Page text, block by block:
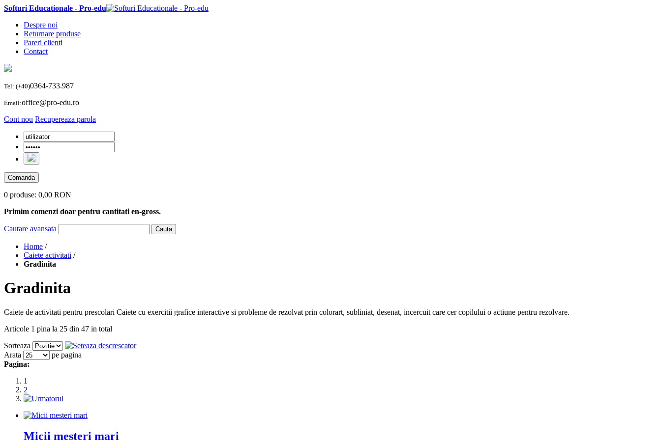
Softuri Educationale - Pro-edu
Despre noi
Returnare produse
Pareri clienti
Contact
Tel: (+40)0364-733.987
Email:office@pro-edu.ro
Cont nou Recupereaza parola
Comanda
0 produse: 0,00 RON
Primim comenzi doar pentru cantitati en-gross.
Cautare avansata Cauta
Home /
Caiete activitati /
Gradinita
Gradinita
Caiete de activitati pentru prescolari Caiete cu exercitii grafice interactive si probleme de rezolvat prin colorart, subliniat, desenat, incercuit care cer copilului o actiune pentru rezolvare.
Articole 1 pina la 25 din 47 in total
Sorteaza
Arata
pe pagina
Pagina:
1
2
Micii mesteri mari